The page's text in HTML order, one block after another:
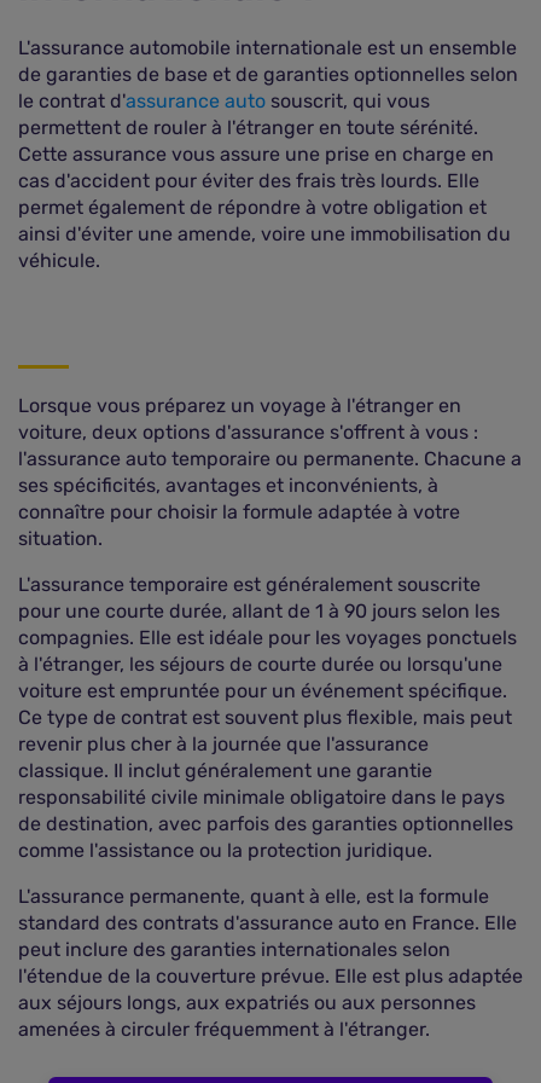
L'assurance automobile internationale est un ensemble
de garanties de base et de garanties optionnelles selon
le contrat d'assurance auto souscrit, qui vous
permettent de rouler à l'étranger en toute sérénité.
Cette assurance vous assure une prise en charge en
cas d'accident pour éviter des frais très lourds. Elle
permet également de répondre à votre obligation et
ainsi d'éviter une amende, voire une immobilisation du
véhicule.
Lorsque vous préparez un voyage à l'étranger en
voiture, deux options d'assurance s'offrent à vous :
l'assurance auto temporaire ou permanente. Chacune a
ses spécificités, avantages et inconvénients, à
connaître pour choisir la formule adaptée à votre
situation.
L'assurance temporaire est généralement souscrite
pour une courte durée, allant de 1 à 90 jours selon les
compagnies. Elle est idéale pour les voyages ponctuels
à l'étranger, les séjours de courte durée ou lorsqu'une
voiture est empruntée pour un événement spécifique.
Ce type de contrat est souvent plus flexible, mais peut
revenir plus cher à la journée que l'assurance
classique. Il inclut généralement une garantie
responsabilité civile minimale obligatoire dans le pays
de destination, avec parfois des garanties optionnelles
comme l'assistance ou la protection juridique.
L'assurance permanente, quant à elle, est la formule
standard des contrats d'assurance auto en France. Elle
peut inclure des garanties internationales selon
l'étendue de la couverture prévue. Elle est plus adaptée
aux séjours longs, aux expatriés ou aux personnes
amenées à circuler fréquemment à l'étranger.